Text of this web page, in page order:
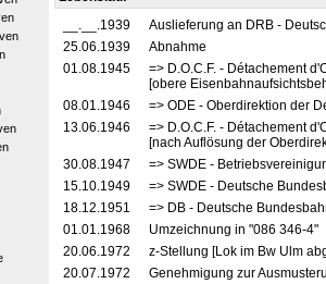
__.__.1939
Auslieferung an DRB -
25.06.1939
Abnahme
01.08.1945
=> D.O.C.F. - Détachement
[obere
08.01.1946
=> ODE - Oberdirektion der
13.06.1946
=> D.O.C.F. - Détachement
[nach Auflösung der
30.08.1947
=> SWDE -
15.10.1949
=> SWDE - Deutsche
18.12.1951
=> DB - Deutsche
01.01.1968
Umzeichnung in "086 346-4"
20.06.1972
z-Stellung [Lok im Bw Ulm
20.07.1972
Genehmigung zur